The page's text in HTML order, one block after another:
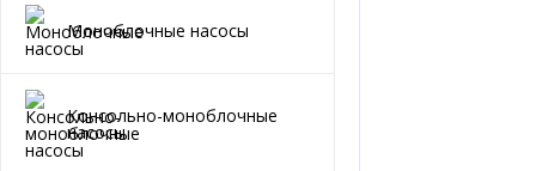
Моноблочные насосы
Консольно-моноблочные
насосы